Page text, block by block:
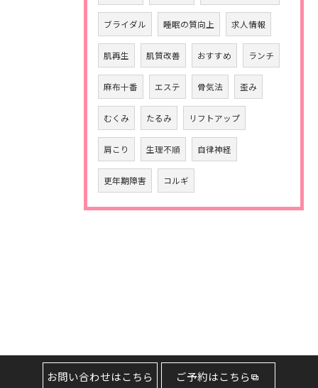
ブライダル 睡眠の質向上 求人情報
肌再生 肌質改善 おすすめ ランチ
麻布十番 エステ 骨気法 歪み
むくみ たるみ リフトアップ
肩こり 生理不順 自律神経
更年期障害 コルギ
お問い合わせはこちら ご予約はこちら